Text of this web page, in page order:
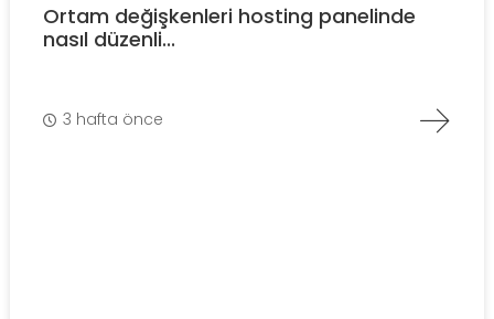
Ortam değişkenleri hosting panelinde
nasıl düzenli...
3 hafta önce